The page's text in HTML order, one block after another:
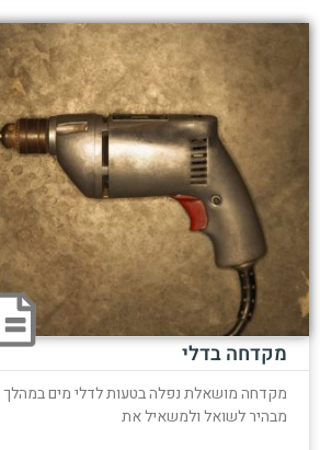
מקדחה בדלי
מקדחה מושאלת נפלה בטעות לדלי מים במהלך
מבהיר לשואל ולמשאיל את